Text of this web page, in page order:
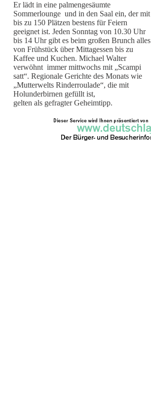
Er lädt in eine palmengesäumte
Sommerlounge und in den Saal ein, der mit
bis zu 150 Plätzen bestens für Feiern
geeignet ist. Jeden Sonntag von 10.30 Uhr
bis 14 Uhr gibt es beim großen Brunch alles
von Frühstück über Mittagessen bis zu
Kaffee und Kuchen. Michael Walter
verwöhnt immer mittwochs mit „Scampi
satt“. Regionale Gerichte des Monats wie
„Mutterwelts Rinderroulade“, die mit
Holunderbirnen gefüllt ist,
gelten als gefragter Geheimtipp.